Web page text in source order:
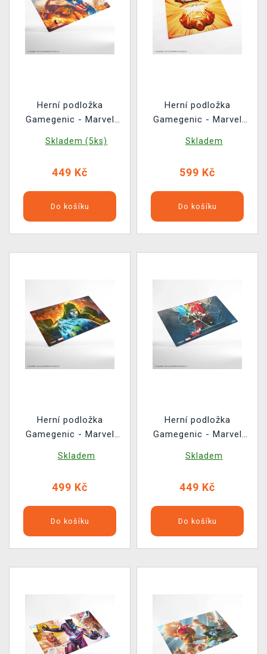
Herní podložka
Gamegenic - Marvel
America, Super-Soldier
Skladem (5ks)
449 Kč
Do košíku
Herní podložka
Gamegenic - Marvel
Man/Captain America
Skladem
599 Kč
Do košíku
Herní podložka
Gamegenic - Marvel
Reigns Supreme
Skladem
499 Kč
Do košíku
Herní podložka
Gamegenic - Marvel
Laufeyson
Skladem
449 Kč
Do košíku